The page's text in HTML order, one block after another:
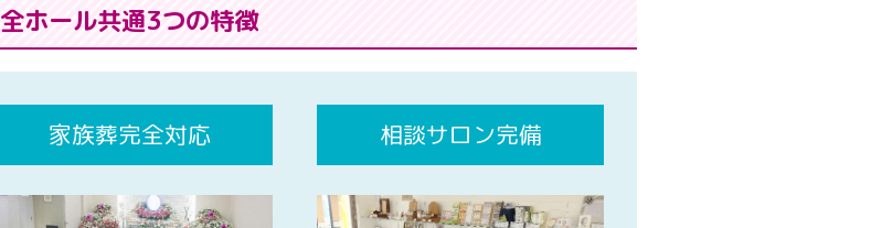
全ホール共通3つの特徴
家族葬完全対応 相談サロン完備